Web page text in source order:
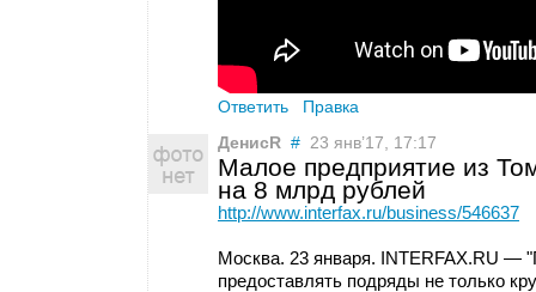
Ответить
Правка
ДенисR # 23 янв’17, 17:17
Малое предприятие из
на 8 млрд рублей
http://www.interfax.ru/business/546637
Москва. 23 января. INTERFAX.RU —
предоставлять подряды не только